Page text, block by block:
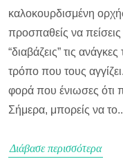
καλοκουρδισμένη
προσπαθείς να πείσεις
“διαβάζεις” τις
τρόπο που τους
φορά που ένιωσες ότι
Σήμερα, μπορείς να
Διάβασε περισσότερα